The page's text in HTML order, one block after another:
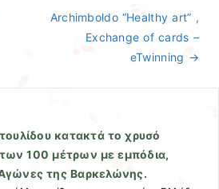
Archimboldo “Healthy art” ,
Exchange of cards –
eTwinning →
κατακτά το χρυσό
100 μέτρων με εμπόδια,
της Βαρκελώνης.